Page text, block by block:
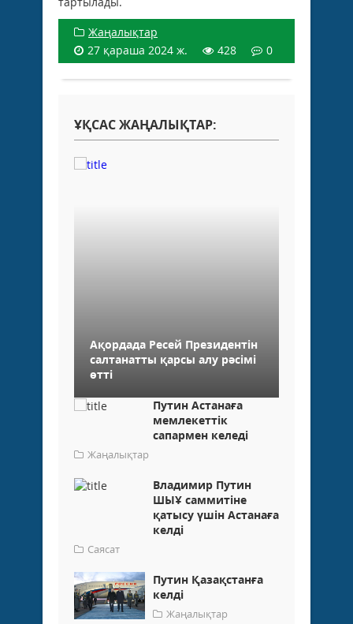
Жаңалықтар
27 қараша 2024 ж.
428 0
ҰҚСАС ЖАҢАЛЫҚТАР:
Ақордада Ресей Президентін
салтанатты қарсы алу рәсімі
өтті
Путин Астанаға
мемлекеттік
сапармен келеді
Жаңалықтар
Владимир Путин
ШЫҰ саммитіне
қатысу үшін Астанаға
келді
Саясат
Путин Қазақстанға
келді
Жаңалықтар